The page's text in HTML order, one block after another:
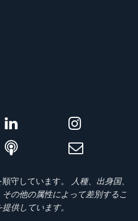
守しています。
人種、出身国、
の他の属性によって差別するこ
供しています。